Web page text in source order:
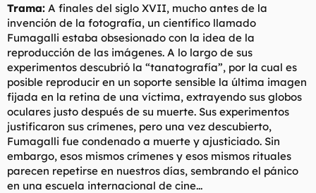
Trama: A finales del siglo XVII, mucho antes de la
invención de la fotografía, un científico llamado
Fumagalli estaba obsesionado con la idea de la
reproducción de las imágenes. A lo largo de sus
experimentos descubrió la “tanatografía”, por la cual es
posible reproducir en un soporte sensible la última imagen
fijada en la retina de una víctima, extrayendo sus globos
oculares justo después de su muerte. Sus experimentos
justificaron sus crímenes, pero una vez descubierto,
Fumagalli fue condenado a muerte y ajusticiado. Sin
embargo, esos mismos crímenes y esos mismos rituales
parecen repetirse en nuestros días, sembrando el pánico
en una escuela internacional de cine...